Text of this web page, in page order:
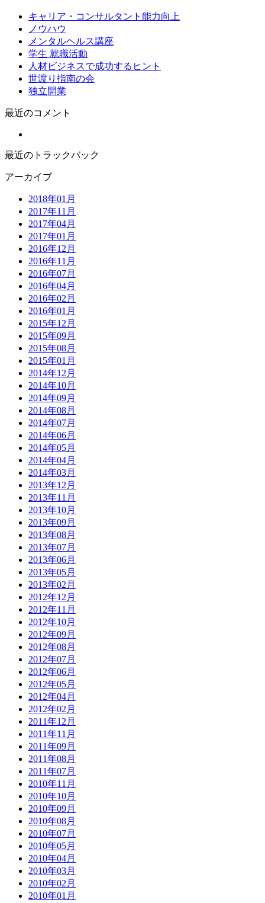
キャリア・コンサルタント能力向上
ノウハウ
メンタルヘルス講座
学生 就職活動
人材ビジネスで成功するヒント
世渡り指南の会
独立開業
最近のコメント
最近のトラックバック
アーカイブ
2018年01月
2017年11月
2017年04月
2017年01月
2016年12月
2016年11月
2016年07月
2016年04月
2016年02月
2016年01月
2015年12月
2015年09月
2015年08月
2015年01月
2014年12月
2014年10月
2014年09月
2014年08月
2014年07月
2014年06月
2014年05月
2014年04月
2014年03月
2013年12月
2013年11月
2013年10月
2013年09月
2013年08月
2013年07月
2013年06月
2013年05月
2013年02月
2012年12月
2012年11月
2012年10月
2012年09月
2012年08月
2012年07月
2012年06月
2012年05月
2012年04月
2012年02月
2011年12月
2011年11月
2011年09月
2011年08月
2011年07月
2010年11月
2010年10月
2010年09月
2010年08月
2010年07月
2010年05月
2010年04月
2010年03月
2010年02月
2010年01月